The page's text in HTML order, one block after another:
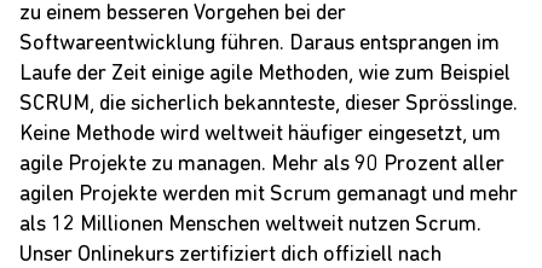
zu einem besseren Vorgehen bei der
Softwareentwicklung führen. Daraus entsprangen im
Laufe der Zeit einige agile Methoden, wie zum Beispiel
SCRUM, die sicherlich bekannteste, dieser Sprösslinge.
Keine Methode wird weltweit häufiger eingesetzt, um
agile Projekte zu managen. Mehr als 90 Prozent aller
agilen Projekte werden mit Scrum gemanagt und mehr
als 12 Millionen Menschen weltweit nutzen Scrum.
Unser Onlinekurs zertifiziert dich offiziell nach